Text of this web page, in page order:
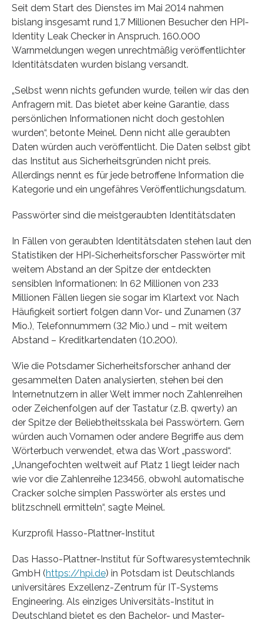
Seit dem Start des Dienstes im Mai 2014 nahmen
bislang insgesamt rund 1,7 Millionen Besucher den HPI-
Identity Leak Checker in Anspruch. 160.000
Warnmeldungen wegen unrechtmäßig veröffentlichter
Identitätsdaten wurden bislang versandt.
„Selbst wenn nichts gefunden wurde, teilen wir das den
Anfragern mit. Das bietet aber keine Garantie, dass
persönlichen Informationen nicht doch gestohlen
wurden“, betonte Meinel. Denn nicht alle geraubten
Daten würden auch veröffentlicht. Die Daten selbst gibt
das Institut aus Sicherheitsgründen nicht preis.
Allerdings nennt es für jede betroffene Information die
Kategorie und ein ungefähres Veröffentlichungsdatum.
Passwörter sind die meistgeraubten Identitätsdaten
In Fällen von geraubten Identitätsdaten stehen laut den
Statistiken der HPI-Sicherheitsforscher Passwörter mit
weitem Abstand an der Spitze der entdeckten
sensiblen Informationen: In 62 Millionen von 233
Millionen Fällen liegen sie sogar im Klartext vor. Nach
Häufigkeit sortiert folgen dann Vor- und Zunamen (37
Mio.), Telefonnummern (32 Mio.) und – mit weitem
Abstand – Kreditkartendaten (10.200).
Wie die Potsdamer Sicherheitsforscher anhand der
gesammelten Daten analysierten, stehen bei den
Internetnutzern in aller Welt immer noch Zahlenreihen
oder Zeichenfolgen auf der Tastatur (z.B. qwerty) an
der Spitze der Beliebtheitsskala bei Passwörtern. Gern
würden auch Vornamen oder andere Begriffe aus dem
Wörterbuch verwendet, etwa das Wort „password“.
„Unangefochten weltweit auf Platz 1 liegt leider nach
wie vor die Zahlenreihe 123456, obwohl automatische
Cracker solche simplen Passwörter als erstes und
blitzschnell ermitteln“, sagte Meinel.
Kurzprofil Hasso-Plattner-Institut
Das Hasso-Plattner-Institut für Softwaresystemtechnik
GmbH (https://hpi.de) in Potsdam ist Deutschlands
universitäres Exzellenz-Zentrum für IT-Systems
Engineering. Als einziges Universitäts-Institut in
Deutschland bietet es den Bachelor- und Master-